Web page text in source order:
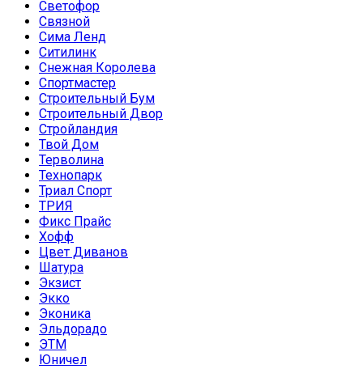
Светофор
Связной
Сима Ленд
Ситилинк
Снежная Королева
Спортмастер
Строительный Бум
Строительный Двор
Стройландия
Твой Дом
Терволина
Технопарк
Триал Спорт
ТРИЯ
Фикс Прайс
Хофф
Цвет Диванов
Шатура
Экзист
Экко
Эконика
Эльдорадо
ЭТМ
Юничел